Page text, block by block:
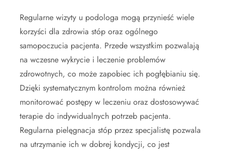
Regularne wizyty u podologa mogą przynieść wiele
korzyści dla zdrowia stóp oraz ogólnego
samopoczucia pacjenta. Przede wszystkim pozwalają
na wczesne wykrycie i leczenie problemów
zdrowotnych, co może zapobiec ich pogłębianiu się.
Dzięki systematycznym kontrolom można również
monitorować postępy w leczeniu oraz dostosowywać
terapie do indywidualnych potrzeb pacjenta.
Regularna pielęgnacja stóp przez specjalistę pozwala
na utrzymanie ich w dobrej kondycji, co jest